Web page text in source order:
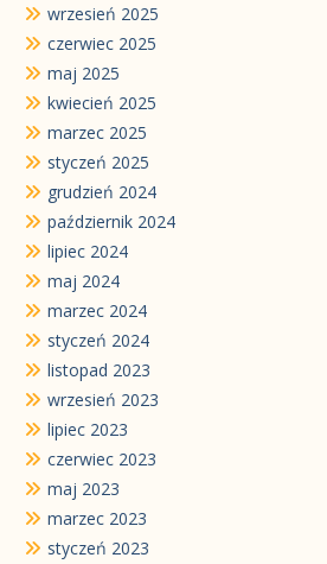
wrzesień 2025
czerwiec 2025
maj 2025
kwiecień 2025
marzec 2025
styczeń 2025
grudzień 2024
październik 2024
lipiec 2024
maj 2024
marzec 2024
styczeń 2024
listopad 2023
wrzesień 2023
lipiec 2023
czerwiec 2023
maj 2023
marzec 2023
styczeń 2023